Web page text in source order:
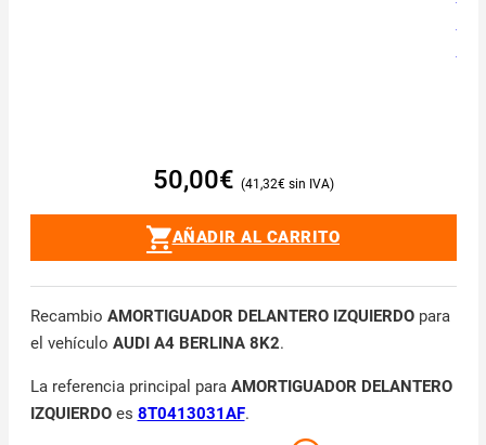
50,00€ 41,32€
AÑADIR AL CARRITO
Recambio AMORTIGUADOR DELANTERO IZQUIERDOpara
el vehículo AUDI A4 BERLINA 8K2.
La referencia principal para AMORTIGUADOR DELANTERO
IZQUIERDOes 8T0413031AF.